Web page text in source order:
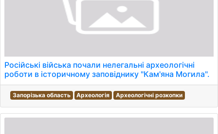
Російські війська почали нелегальні археологічні
роботи в історичному заповіднику "Кам'яна Могила".
Запорізька область Археологія Археологічні розкопки